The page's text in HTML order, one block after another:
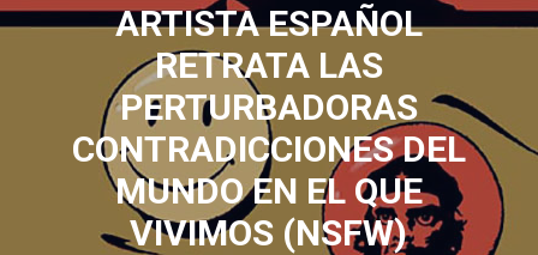
ARTISTA ESPAÑOL
RETRATA LAS
PERTURBADORAS
CONTRADICCIONES DEL
MUNDO EN EL QUE
VIVIMOS (NSFW)